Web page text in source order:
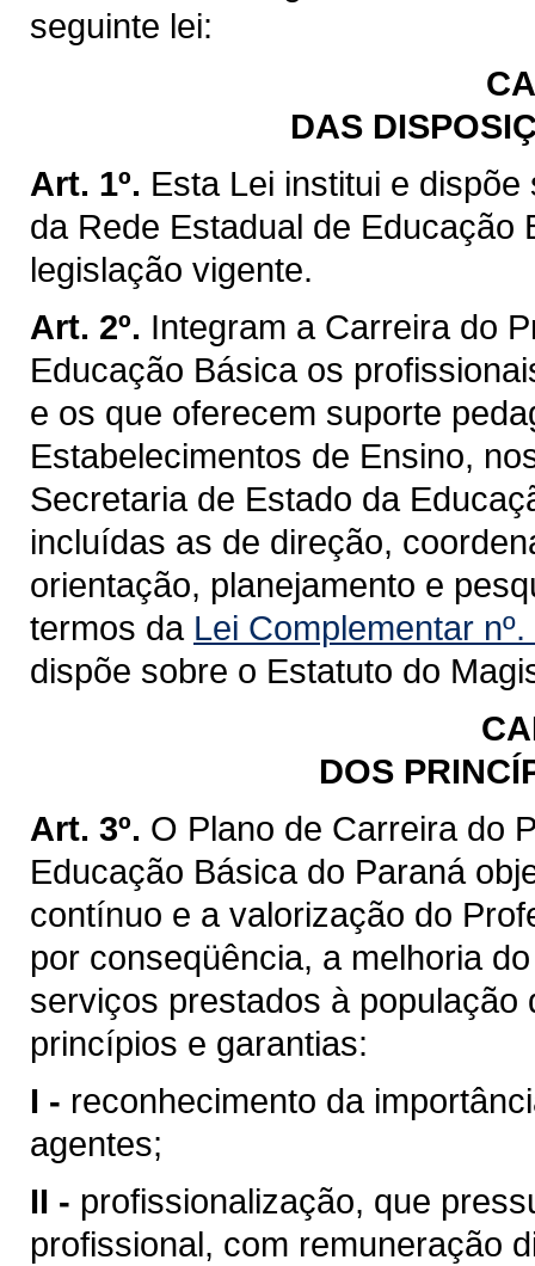
seguinte lei:
DAS
Art. 1º. Esta Lei institui e
da Rede Estadual de Educação
legislação vigente.
Art. 2º. Integram a Carreira do
Educação Básica os
e os que oferecem suporte
Estabelecimentos de Ensino,
Secretaria de Estado da
incluídas as de direção,
orientação, planejamento e
termos da Lei Complementar
dispõe sobre o Estatuto do
DOS
Art. 3º. O Plano de Carreira do
Educação Básica do Paraná
contínuo e a valorização do
por conseqüência, a melhoria
serviços prestados à
princípios e garantias:
I - reconhecimento da
agentes;
II - profissionalização, que
profissional, com remuneração